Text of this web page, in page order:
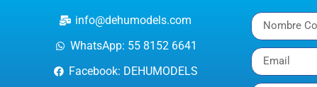
info@dehumodels.com
WhatsApp: 55 8152 6641
Facebook: DEHUMODELS